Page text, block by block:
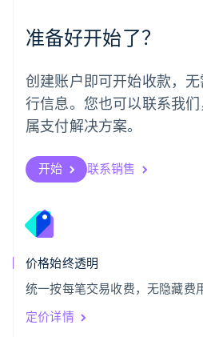
准备好开始了？
创建账户即可开始收款，
行信息。您也可以联系我
属支付解决方案。
开始 联系销售
价格始终透明
统一按每笔交易收费，无隐藏费
定价详情
日本
日本語English
SvenskaEnglish
瑞士
DeutschFrançais ItalianoEnglish
塞浦路斯
斯洛伐克
English
English
泰国
ไทย
希腊
English
西班牙
Español
新加坡